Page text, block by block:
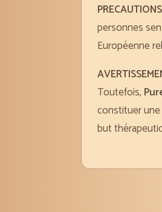
PRECAUTIONS
personnes
Européenne
Toutefois,
constituer
but